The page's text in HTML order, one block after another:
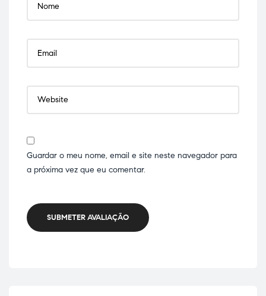
Guardar o meu nome, email e site neste navegador para
a próxima vez que eu comentar.
SUBMETER AVALIAÇÃO